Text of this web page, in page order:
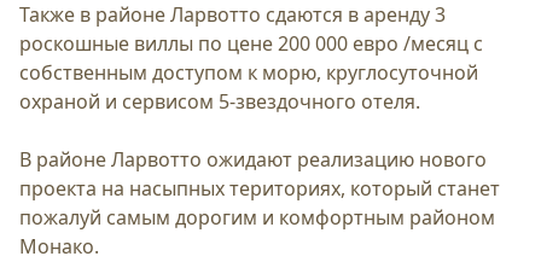
Также в районе Ларвотто сдаются в аренду 3
роскошные виллы по цене 200 000 евро /месяц с
собственным доступом к морю, круглосуточной
охраной и сервисом 5-звездочного отеля.
В районе Ларвотто ожидают реализацию нового
проекта на насыпных териториях, который станет
пожалуй самым дорогим и комфортным районом
Монако.